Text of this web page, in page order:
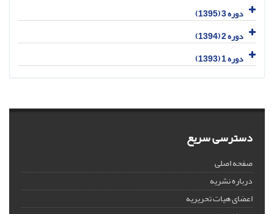
دوره 3 (1395)
دوره 2 (1394)
دوره 1 (1393)
دسترسی سریع
صفحه اصلی
درباره نشریه
اعضای هیات تحریریه